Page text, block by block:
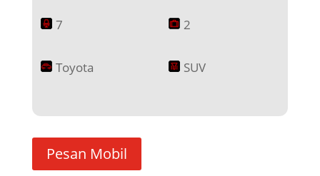
7 2
Toyota SUV
Pesan Mobil